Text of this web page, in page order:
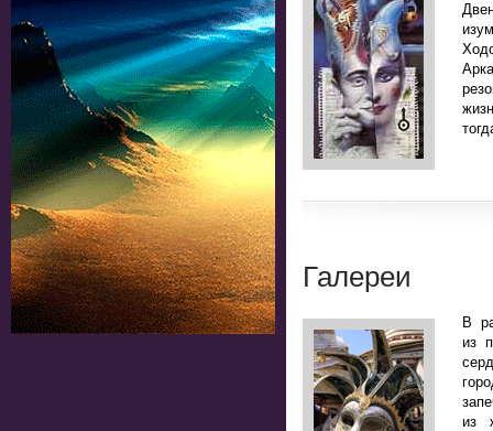
Галереи
В
из
из